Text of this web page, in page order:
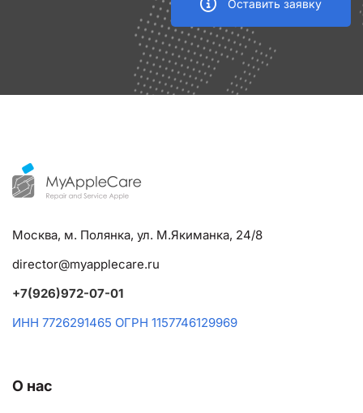
Оставить заявку
Москва, м. Полянка, ул. М.Якиманка, 24/8
director@myapplecare.ru
+7(926)972-07-01
ИНН 7726291465 ОГРН 1157746129969
О нас